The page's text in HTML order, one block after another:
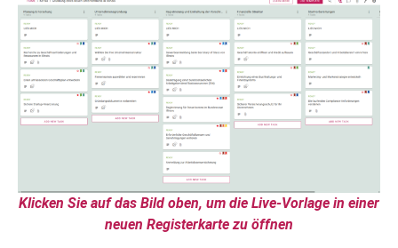
Klicken Sie auf das Bild oben, um die Live-Vorlage in einer
neuen Registerkarte zu öffnen